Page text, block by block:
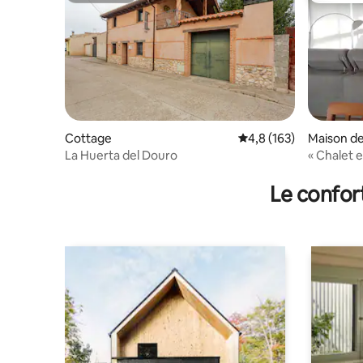
Cottage Évaluation moyenne
4,8 (163)
La Huerta del Douro
Maison
« Chalet
Le